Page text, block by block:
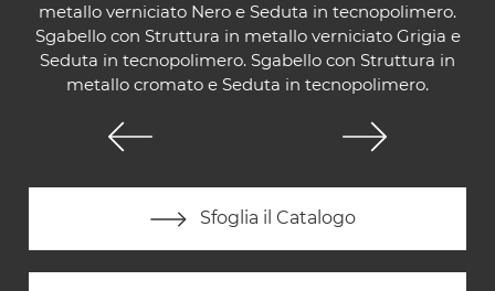
metallo verniciato Nero e Seduta in tecnopolimero.
Sgabello con Struttura in metallo verniciato Grigia e
Seduta in tecnopolimero. Sgabello con Struttura in
metallo cromato e Seduta in tecnopolimero.
Sfoglia il Catalogo